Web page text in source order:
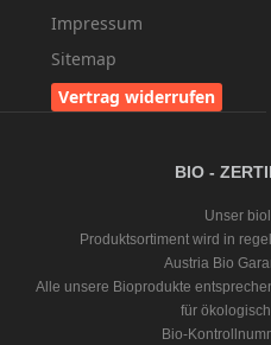
Impressum
Sitemap
Vertrag widerrufen
BIO -
Unser
Produktsortiment wird in
Austria Bio
Alle unsere Bioprodukte
für
Bio-